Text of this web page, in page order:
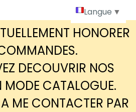
HONORER
DECOUVRIR NOS
MODE CATALOGUE.
ME CONTACTER PAR
Langue ▼